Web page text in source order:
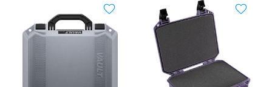
Audio
y
Video
Impresión
Impresoras